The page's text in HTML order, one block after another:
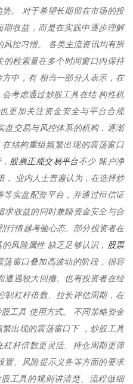
。 对于希望长期留在市场的投
收益，而是在实践中逐步理解
控习惯。 各类主流资讯均有所
的检索量在多个时间窗口内保持
中，有 相当一部分人表示，在
考虑通过炒股工具在结 构性机
更加关注资金安全与平台合规
盘交易与风控体系的机构，逐渐
结构重组频繁出现的震荡窗口
股票正规交易平台不少 账户净
， 业内人士普遍认为，在选择炒
实盘配资平台，并通过恒信证
求收益的同时兼顾资金安全与合
行情越考验心态。部分投资者在
风险属性 缺乏足够认识， 股票
荡窗口叠加高波动的阶段，很容
遭遇较大回撤。也有投资者在经
制杠杆倍数、拉长评估周期，在
工具 使用方式。 不同策略资金
出现的震荡窗口下 ，炒股工具
杆倍数更灵活、持仓周期更弹
置、风险提示义务等方面的要求
工具的规则讲清楚、流程做细